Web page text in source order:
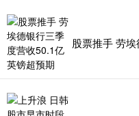
股票推手 劳